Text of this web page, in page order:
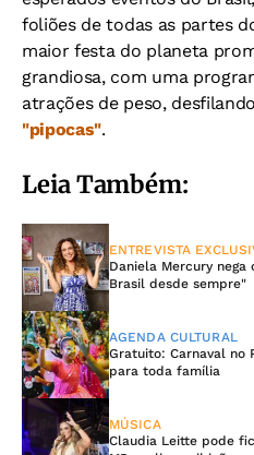
foliões de todas as partes
maior festa do planeta
grandiosa, com uma
atrações de peso,
"pipocas".
Leia Também:
ENTREVISTA
Daniela Mercury
Brasil desde sempre"
AGENDA CULTURAL
Gratuito: Carnaval no
para toda família
MÚSICA
Claudia Leitte pode